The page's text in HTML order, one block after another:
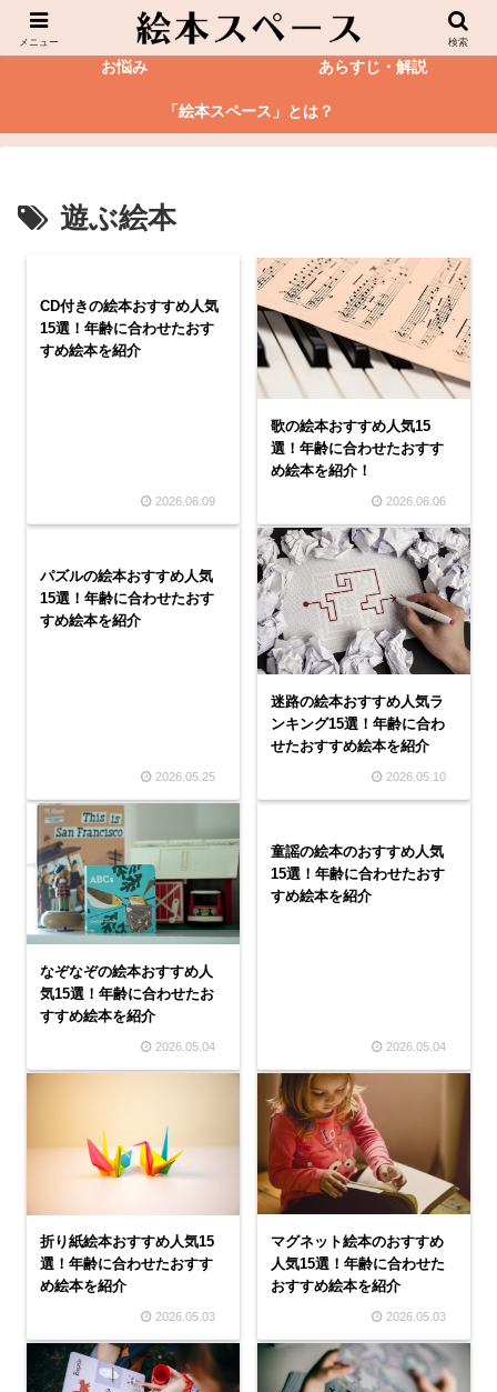
絵本
お悩み あらすじ・解説
「絵本スペース」とは？
遊ぶ絵本
CD付きの絵本おすすめ人気
15選！年齢に合わせたおす
すめ絵本を紹介
2026.06.09
歌の絵本おすすめ人気15
選！年齢に合わせたおすす
め絵本を紹介！
2026.06.06
パズルの絵本おすすめ人気
15選！年齢に合わせたおす
すめ絵本を紹介
2026.05.25
迷路の絵本おすすめ人気ラ
ンキング15選！年齢に合わ
せたおすすめ絵本を紹介
2026.05.10
なぞなぞの絵本おすすめ人
気15選！年齢に合わせたお
すすめ絵本を紹介
2026.05.04
童謡の絵本のおすすめ人気
15選！年齢に合わせたおす
すめ絵本を紹介
2026.05.04
折り紙絵本おすすめ人気15
選！年齢に合わせたおすす
め絵本を紹介
2026.05.03
マグネット絵本のおすすめ
人気15選！年齢に合わせた
おすすめ絵本を紹介
2026.05.03
メニュー 検索